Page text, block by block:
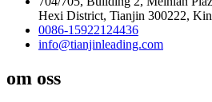
Hexi District, Tianjin 300222,
0086-15922124436
info@tianjinleading.com
om oss